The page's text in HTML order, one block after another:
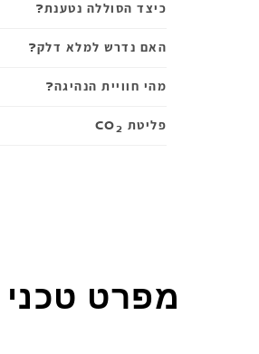
כיצד הסוללה נטענת?
האם נדרש למלא דלק?
מהי חוויית הנהיגה?
פליטת CO 2
מפרט טכני